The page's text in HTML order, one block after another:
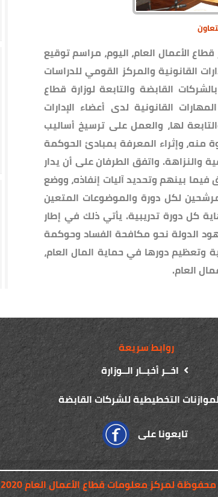
الأعمال العام، اليوم، مراسم توقيع
القانونية والمركز القومي للدراسات
القابضة والتابعة لوزارة قطاع
القانونية لدى أعضاء الإدارات
لها، والعمل على ترسيخ أساليب
منه، وإثراء المعرفة بمبادئ الحوكمة
والنزاهة. واتفق الطرفان على أن يدار
بينهم وتحديد آليات إنفاذه، ووضع
لكل دورة والموضوعات المتعين
كل دورة تدريبية. يأتي ذلك في إطار
الدولة نحو مكافحة الفساد وحوكمة
وتعظيم دورها في حماية المال العام،
العام.
روابط سريعة
اخــر أخبــار الــوزارة
التخطيطية للشركات القابضة
تابعونا على
لمركز معلومات قطاع الأعمال العام 2020